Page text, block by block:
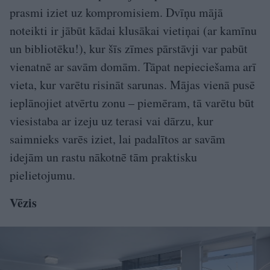
prasmi iziet uz kompromisiem. Dvīņu mājā
noteikti ir jābūt kādai klusākai vietiņai (ar kamīnu
un bibliotēku!), kur šīs zīmes pārstāvji var pabūt
vienatnē ar savām domām. Tāpat nepieciešama arī
vieta, kur varētu risināt sarunas. Mājas vienā pusē
ieplānojiet atvērtu zonu – piemēram, tā varētu būt
viesistaba ar izeju uz terasi vai dārzu, kur
saimnieks varēs iziet, lai padalītos ar savām
idejām un rastu nākotnē tām praktisku
pielietojumu.
Vēzis